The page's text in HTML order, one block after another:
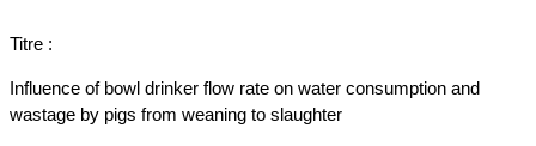
Titre :
Influence of bowl drinker flow rate on water consumption and
wastage by pigs from weaning to slaughter